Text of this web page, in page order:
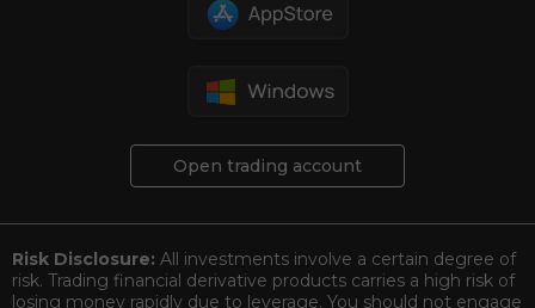
Open trading account
Risk Disclosure: All investments involve a certain degree of
risk. Trading financial derivative products carries a high risk of
losing money rapidly due to leverage. You should not engage